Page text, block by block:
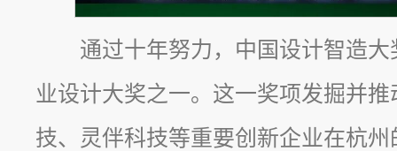
通过十年努力，中国设计智造
业设计大奖之一。这一奖项发掘并
技、灵伴科技等重要创新企业在杭